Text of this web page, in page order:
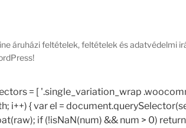
áruházi feltételek, feltételek és adatvédelmi
= [ '.single_variation_wrap
i++) { var el =
if (!isNaN(num) && num > 0)